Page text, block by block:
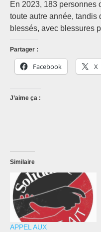
En 2023, 183 personnes
toute autre année, tandis
blessés, avec blessures
Partager :
Facebook X
J’aime ça :
Similaire
APPEL AUX